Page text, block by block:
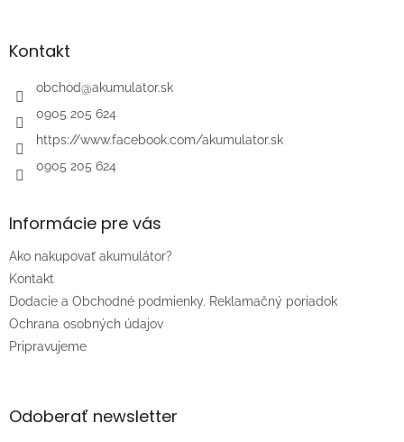
äKontakt
obchod@akumulator.sk
0905 205 624
https://www.facebook.com/akumulator.sk
0905 205 624
Informácie pre vás
Ako nakupovať akumulátor?
Kontakt
Dodacie a Obchodné podmienky. Reklamačný poriadok
Ochrana osobných údajov
Pripravujeme
Odoberať newsletter